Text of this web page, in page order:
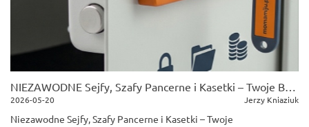
2026-05-20 Jerzy Kniaziuk
Niezawodne Sejfy, Szafy Pancerne i Kasetki – Twoje